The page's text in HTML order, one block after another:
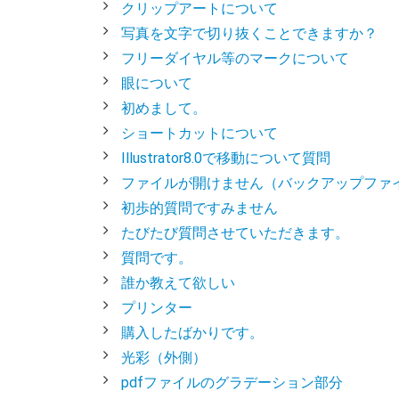
クリップアートについて
写真を文字で切り抜くことできますか？
フリーダイヤル等のマークについて
眼について
初めまして。
ショートカットについて
Illustrator8.0で移動について質問
ファイルが開けません（バックアップファ
初歩的質問ですみません
たびたび質問させていただきます。
質問です。
誰か教えて欲しい
プリンター
購入したばかりです。
光彩（外側）
pdfファイルのグラデーション部分